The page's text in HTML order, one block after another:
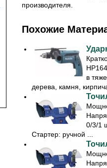
производителя.
Похожие
в
дерева, камня,
0/3/1
Стартер: ручной ...